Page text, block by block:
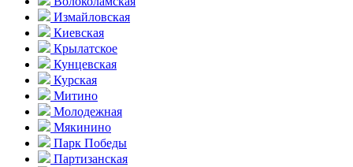
Измайловская
Киевская
Крылатское
Кунцевская
Курская
Митино
Молодежная
Мякинино
Парк Победы
Партизанская